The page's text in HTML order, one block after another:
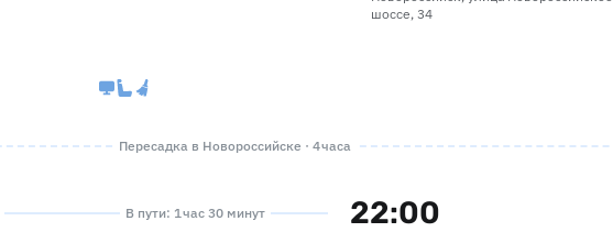
шоссе, 34
Пересадка в Новороссийске · 4 часа
В пути: 1 час 30 минут 22:00